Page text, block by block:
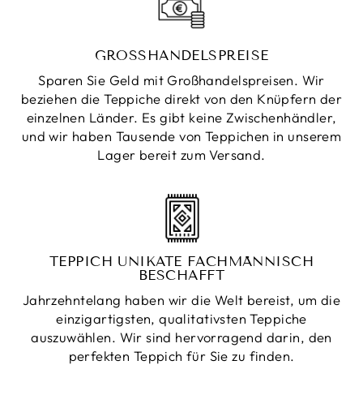
GROSSHANDELSPREISE
Sparen Sie Geld mit Großhandelspreisen. Wir
beziehen die Teppiche direkt von den Knüpfern der
einzelnen Länder. Es gibt keine Zwischenhändler,
und wir haben Tausende von Teppichen in unserem
Lager bereit zum Versand.
TEPPICH UNIKATE FACHMÄNNISCH
BESCHAFFT
Jahrzehntelang haben wir die Welt bereist, um die
einzigartigsten, qualitativsten Teppiche
auszuwählen. Wir sind hervorragend darin, den
perfekten Teppich für Sie zu finden.